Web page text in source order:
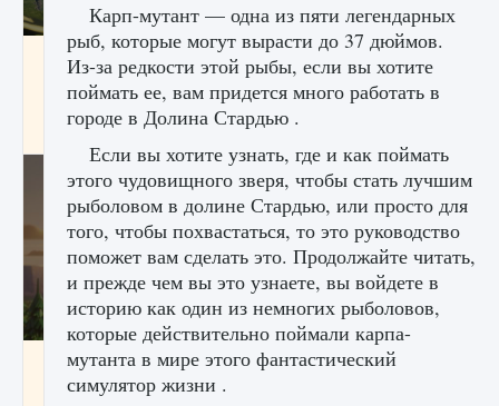
Как исправить ошибку Palworld «Идет
сохранение мира — Невозможно начать
сохранение данных мира»
9 августа 2024 2 511
Как заработать медали лиги Clash of Clans
9 августа 2024
Карп-мутант — одна из пяти легендарных
рыб, которые могут вырасти до 37 дюймов.
Из-за редкости этой рыбы, если вы хотите
поймать ее, вам придется много работать в
городе в Долина Стардью .
Если вы хотите узнать, где и как поймать
этого чудовищного зверя, чтобы стать лучшим
рыболовом в долине Стардью, или просто для
того, чтобы похвастаться, то это руководство
поможет вам сделать это. Продолжайте читать,
и прежде чем вы это узнаете, вы войдете в
историю как один из немногих рыболовов,
которые действительно поймали карпа-
мутанта в мире этого фантастический
симулятор жизни .